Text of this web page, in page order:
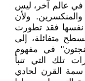
عالم آخر، ليس
ولأن
نفسها فقد تطورت
متفائلة، إلى
في مفهوم
تلك التي تنبأ
سمة القرن لحادي